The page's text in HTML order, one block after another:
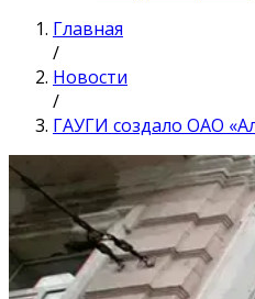
Главная
/
Новости
/
ГАУГИ создало ОАО